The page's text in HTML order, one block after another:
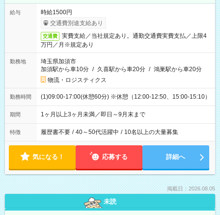
給与
時給1500円
交通費別途支給あり
交通費
実費支給／当社規定あり。通勤交通費実費支払／上限4
万円／月※規定あり
勤務地
埼玉県加須市
加須駅から車10分 / 久喜駅から車20分 / 鴻巣駅から車20分
物流・ロジスティクス
勤務時間 (1)09:00-17:00(休憩60分) ※休憩（12:00-12:50、15:00-15:10）
期間 1ヶ月以上3ヶ月未満／即日～9月末まで
特徴 履歴書不要 / 40～50代活躍中 / 10名以上の大量募集
気になる！ 応募する 詳細へ
掲載日：2026.08.05
未読